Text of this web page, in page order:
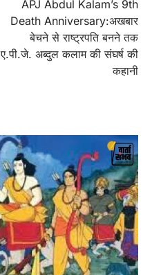
APJ Abdul Kalam’s 9th
Death Anniversary:अखबार
बेचने से राष्ट्रपति बनने तक
ए.पी.जे. अब्दुल कलाम की संघर्ष की
कहानी